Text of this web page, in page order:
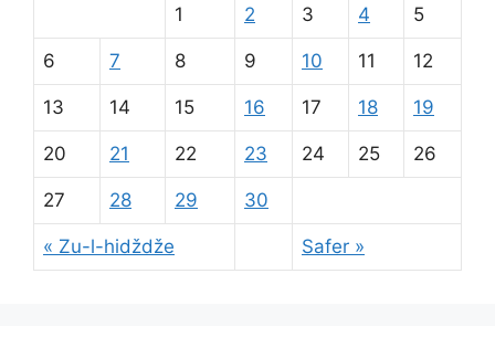
« Zu-l-hidždže Safer »
1 2 3 4 5
6 7 8 9 10 11 12
13 14 15 16 17 18 19
20 21 22 23 24 25 26
27 28 29 30